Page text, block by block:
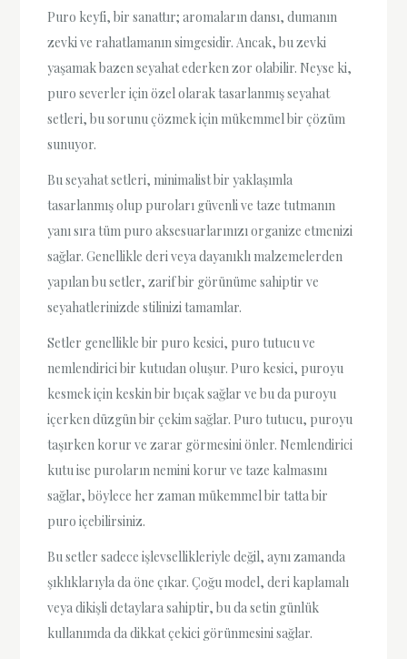
Puro keyfi, bir sanattır; aromaların dansı, dumanın
zevki ve rahatlamanın simgesidir. Ancak, bu zevki
yaşamak bazen seyahat ederken zor olabilir. Neyse ki,
puro severler için özel olarak tasarlanmış seyahat
setleri, bu sorunu çözmek için mükemmel bir çözüm
sunuyor.
Bu seyahat setleri, minimalist bir yaklaşımla
tasarlanmış olup puroları güvenli ve taze tutmanın
yanı sıra tüm puro aksesuarlarınızı organize etmenizi
sağlar. Genellikle deri veya dayanıklı malzemelerden
yapılan bu setler, zarif bir görünüme sahiptir ve
seyahatlerinizde stilinizi tamamlar.
Setler genellikle bir puro kesici, puro tutucu ve
nemlendirici bir kutudan oluşur. Puro kesici, puroyu
kesmek için keskin bir bıçak sağlar ve bu da puroyu
içerken düzgün bir çekim sağlar. Puro tutucu, puroyu
taşırken korur ve zarar görmesini önler. Nemlendirici
kutu ise puroların nemini korur ve taze kalmasını
sağlar, böylece her zaman mükemmel bir tatta bir
puro içebilirsiniz.
Bu setler sadece işlevsellikleriyle değil, aynı zamanda
şıklıklarıyla da öne çıkar. Çoğu model, deri kaplamalı
veya dikişli detaylara sahiptir, bu da setin günlük
kullanımda da dikkat çekici görünmesini sağlar.